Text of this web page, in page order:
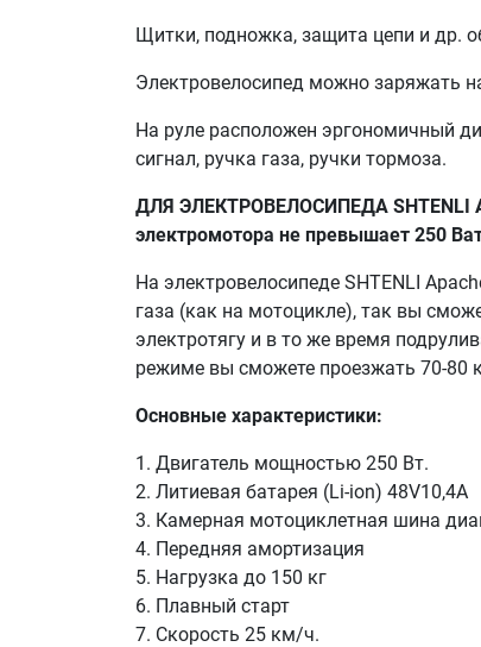
Щитки, подножка, защита цепи и др.
Электровелосипед можно заряжать
На руле расположен эргономичный
сигнал, ручка газа, ручки тормоза.
ДЛЯ ЭЛЕКТРОВЕЛОСИПЕДА SHTENLI
электромотора не превышает 250
На электровелосипеде SHTENLI
газа (как на мотоцикле), так вы
электротягу и в то же время
режиме вы сможете проезжать 70-80
Основные характеристики:
1. Двигатель мощностью 250 Вт.
2. Литиевая батарея (Li-ion) 48V10,4A
3. Камерная мотоциклетная шина
4. Передняя амортизация
5. Нагрузка до 150 кг
6. Плавный старт
7. Скорость 25 км/ч.